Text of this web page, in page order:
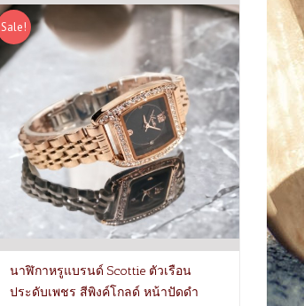
Sale!
นาฬิกาหรูแบรนด์ Scottie ตัวเรือน
ประดับเพชร สีพิงค์โกลด์ หน้าปัดดำ